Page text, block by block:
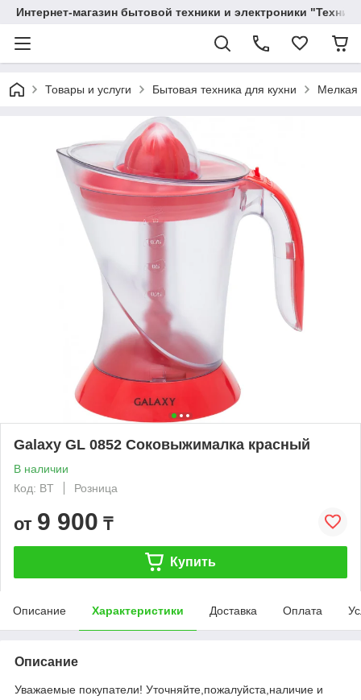
Интернет-магазин бытовой техники и электроники
Товары и услуги Бытовая техника для кухни Мелкая
Galaxy GL 0852 Соковыжималка красный
В наличии
Код: BT
Розница
от 9 900 ₸
Купить
Описание Характеристики Доставка Оплата
Описание
Уважаемые покупатели! Уточняйте,пожалуйста,наличие и